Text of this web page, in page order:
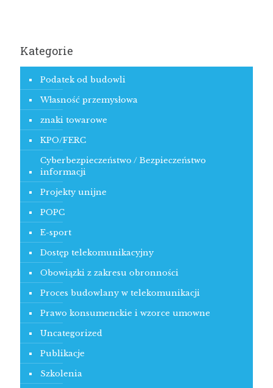
Kategorie
Podatek od budowli
Własność przemysłowa
znaki towarowe
KPO/FERC
Cyberbezpieczeństwo / Bezpieczeństwo
informacji
Projekty unijne
POPC
E-sport
Dostęp telekomunikacyjny
Obowiązki z zakresu obronności
Proces budowlany w telekomunikacji
Prawo konsumenckie i wzorce umowne
Uncategorized
Publikacje
Szkolenia